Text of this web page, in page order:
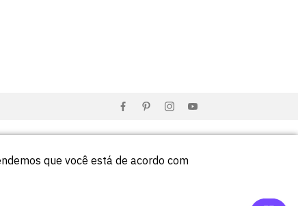
que você está de acordo com